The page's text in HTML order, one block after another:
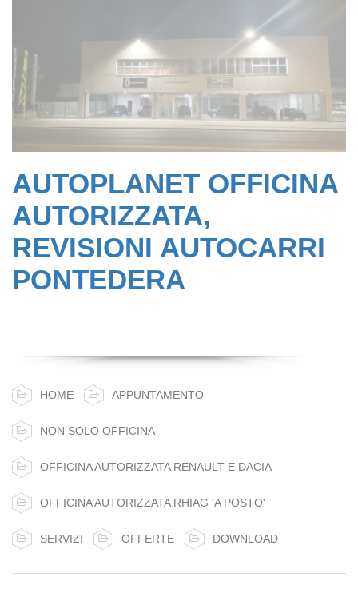
AUTOPLANET OFFICINA
AUTORIZZATA,
REVISIONI AUTOCARRI
PONTEDERA
HOME APPUNTAMENTO
NON SOLO OFFICINA
OFFICINA AUTORIZZATA RENAULT E DACIA
OFFICINA AUTORIZZATA RHIAG 'A POSTO'
SERVIZI OFFERTE DOWNLOAD